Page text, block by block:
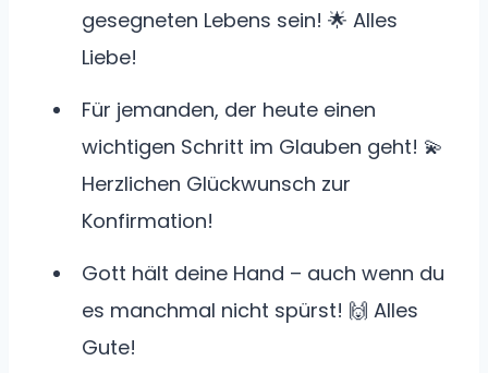
gesegneten Lebens sein! 🌟 Alles
Liebe!
Für jemanden, der heute einen
wichtigen Schritt im Glauben geht! 💫
Herzlichen Glückwunsch zur
Konfirmation!
Gott hält deine Hand – auch wenn du
es manchmal nicht spürst! 🙌 Alles
Gute!